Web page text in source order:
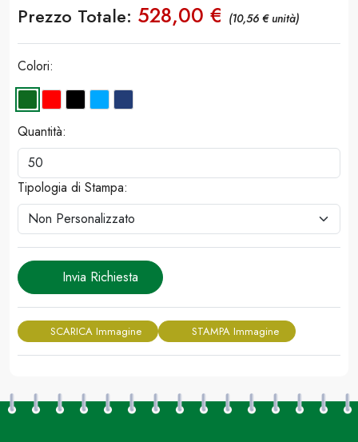
Prezzo Totale: 528,00 € (10,56 € unità)
Colori:
Quantità:
Tipologia di Stampa:
Invia Richiesta
SCARICA Immagine STAMPA Immagine